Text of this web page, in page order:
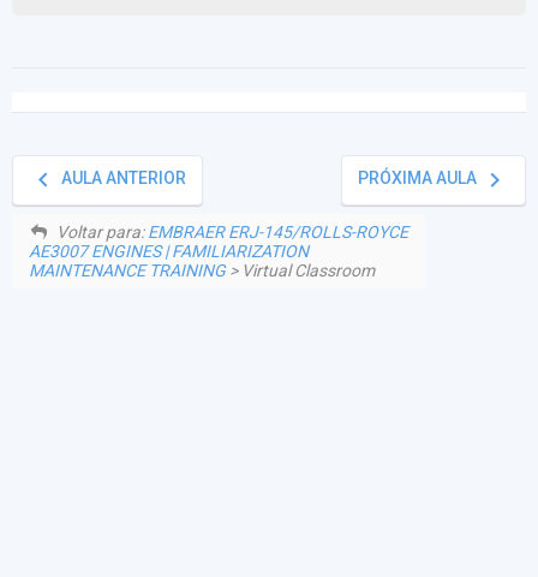
keyboard_arrow_left AULA ANTERIOR PRÓXIMA AULA keyboard_arrow_right
Voltar para:EMBRAER ERJ-145/ROLLS-ROYCE
AE3007 ENGINES | FAMILIARIZATION
MAINTENANCE TRAINING> Virtual Classroom